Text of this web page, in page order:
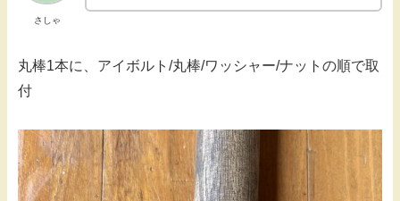
さしゃ
丸棒1本に、アイボルト/丸棒/ワッシャー/ナットの順で取
付